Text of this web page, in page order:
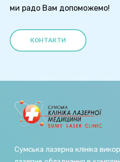
ми радо Вам допоможемо!
КОНТАКТИ
Сумська лазерна клініка